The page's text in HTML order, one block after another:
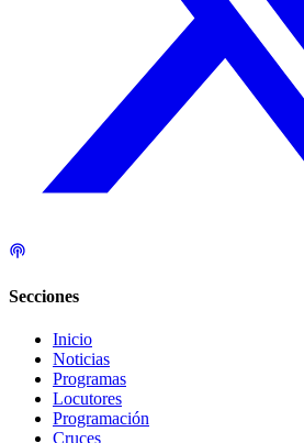
Secciones
Inicio
Noticias
Programas
Locutores
Programación
Cruces